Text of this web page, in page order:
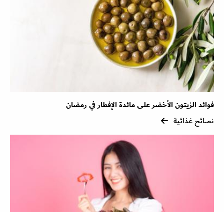
فوائد الزيتون الأخضر على مائدة الإفطار في رمضان
نصائح غذائية